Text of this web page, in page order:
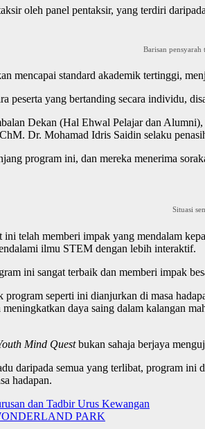
oleh panel pentaksir, yang terdiri
Barisan
mencapai standard akademik tertinggi,
peserta yang bertanding secara individu,
Dekan (Hal Ehwal Pelajar dan
Dr. Mohamad Idris Saidin selaku
program ini, dan mereka menerima
Situasi
telah memberi impak yang mendalam
ilmu STEM dengan lebih interaktif.
ini sangat terbaik dan memberi impak
seperti ini dianjurkan di masa
daya saing dalam kalangan
Mind Questbukan sahaja berjaya
daripada semua yang terlibat, program
hadapan.
dan Tadbir Urus Kewangan
PARK